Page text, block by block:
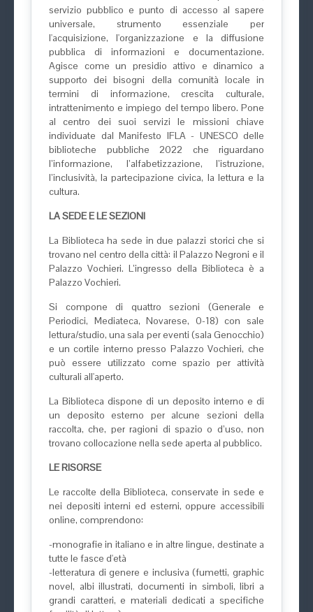
servizio pubblico e punto di accesso al sapere
universale, strumento essenziale per
l'acquisizione, l'organizzazione e la diffusione
pubblica di informazioni e documentazione.
Agisce come un presidio attivo e dinamico a
supporto dei bisogni della comunità locale in
termini di informazione, crescita culturale,
intrattenimento e impiego del tempo libero. Pone
al centro dei suoi servizi le missioni chiave
individuate dal Manifesto IFLA - UNESCO delle
biblioteche pubbliche 2022 che riguardano
l’informazione, l’alfabetizzazione, l’istruzione,
l’inclusività, la partecipazione civica, la lettura e la
cultura.
LA SEDE E LE SEZIONI
La Biblioteca ha sede in due palazzi storici che si
trovano nel centro della città: il Palazzo Negroni e il
Palazzo Vochieri. L’ingresso della Biblioteca è a
Palazzo Vochieri.
Si compone di quattro sezioni (Generale e
Periodici, Mediateca, Novarese, 0-18) con sale
lettura/studio, una sala per eventi (sala Genocchio)
e un cortile interno presso Palazzo Vochieri, che
può essere utilizzato come spazio per attività
culturali all'aperto.
La Biblioteca dispone di un deposito interno e di
un deposito esterno per alcune sezioni della
raccolta, che, per ragioni di spazio o d’uso, non
trovano collocazione nella sede aperta al pubblico.
LE RISORSE
Le raccolte della Biblioteca, conservate in sede e
nei depositi interni ed esterni, oppure accessibili
online, comprendono:
-monografie in italiano e in altre lingue, destinate a
tutte le fasce d'età
-letteratura di genere e inclusiva (fumetti, graphic
novel, albi illustrati, documenti in simboli, libri a
grandi caratteri, e materiali dedicati a specifiche